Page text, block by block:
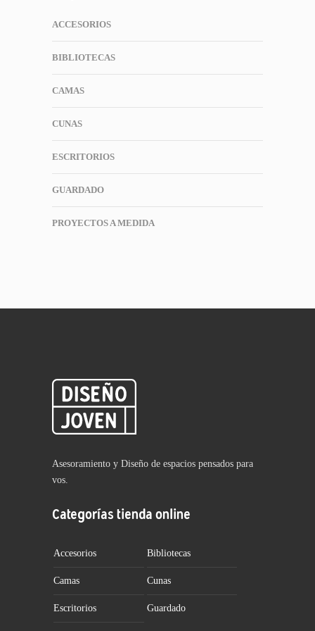
ACCESORIOS
BIBLIOTECAS
CAMAS
CUNAS
ESCRITORIOS
GUARDADO
PROYECTOS A MEDIDA
Asesoramiento y Diseño de espacios pensados para
vos.
Categorías tienda online
Accesorios Bibliotecas
Camas Cunas
Escritorios Guardado